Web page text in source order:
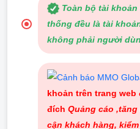
Toàn bộ tài
thống đều là tài
không phải người
khoản trên trang
đích Quảng cáo
cận khách hàng,